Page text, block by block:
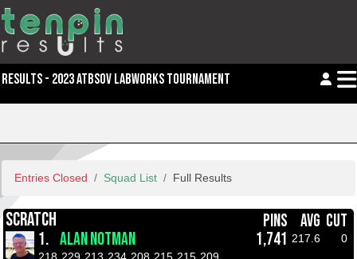
RESULTS - 2023 ATBSOV LABWORKS TOURNAMENT
Entries Closed Squad List Full Results
SCRATCH PINS AVG CUT
1. ALAN NOTMAN 1,741 217.6
0